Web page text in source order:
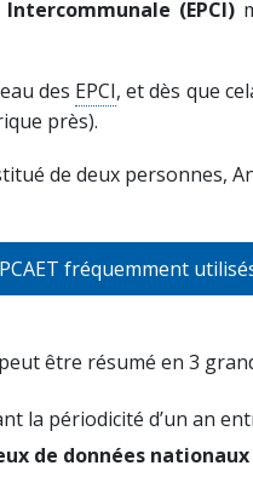
(EPCI)
des EPCI, et dès que
près).
de deux personnes,
fréquemment
être résumé en 3
la périodicité d’un an
de données